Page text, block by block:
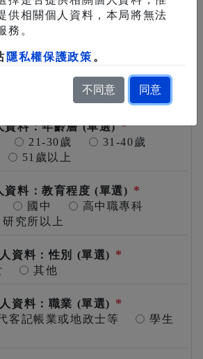
很滿意
滿意
非常不滿意
本局網站哪個部分？原因為何?
資料：年齡層 (單選)*
21-30歲
31-40歲
51歲以上
資料：教育程度 (單選) *
國中
高中職專科
研究所以上
資料：性別 (單選) *
其他
資料：職業 (單選) *
客記帳業或地政士等
學生
供相關個人資料，本局將無法
務。
隱私權保護政策 。
不同意 同意